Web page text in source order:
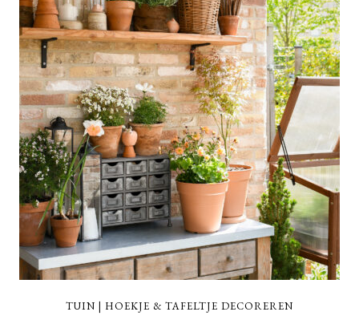
TUIN | HOEKJE & TAFELTJE DECOREREN